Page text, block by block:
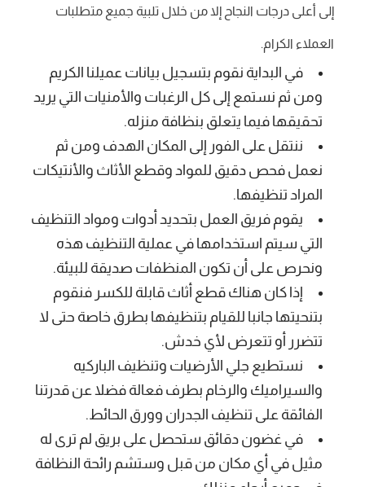
إلى أعلى درجات النجاح إلا من خلال تلبية جميع متطلبات
العملاء الكرام.
في البداية نقوم بتسجيل بيانات عميلنا الكريم
ومن ثم نستمع إلى كل الرغبات والأمنيات التي يريد
تحقيقها فيما يتعلق بنظافة منزله.
ننتقل على الفور إلى المكان الهدف ومن ثم
نعمل فحص دقيق للمواد وقطع الأثاث والأنتيكات
المراد تنظيفها.
يقوم فريق العمل بتحديد أدوات ومواد التنظيف
التي سيتم استخدامها في عملية التنظيف هذه
ونحرص على أن تكون المنظفات صديقة للبيئة.
إذا كان هناك قطع أثاث قابلة للكسر فنقوم
بتنحيتها جانبا للقيام بتنظيفها بطرق خاصة حتى لا
تتضرر أو تتعرض لأي خدش.
نستطيع جلي الأرضيات وتنظيف الباركيه
والسيراميك والرخام بطرف فعالة فضلا عن قدرتنا
الفائقة على تنظيف الجدران وورق الحائط.
في غضون دقائق ستحصل على بريق لم ترى له
مثيل في أي مكان من قبل وستشم رائحة النظافة